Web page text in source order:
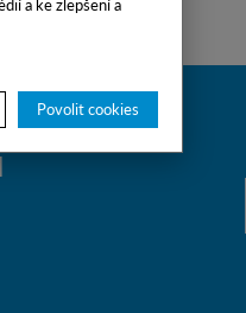
a ke zlepšení a
Povolit cookies